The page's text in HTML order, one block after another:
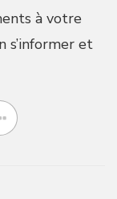
à votre
s’informer et